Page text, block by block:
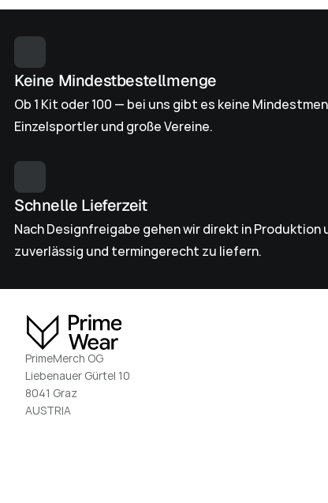
Keine Mindestbestellmenge
Ob 1 Kit oder 100 — bei uns gibt es keine
Einzelsportler und große Vereine.
Schnelle Lieferzeit
Nach Designfreigabe gehen wir direkt in Produktion
zuverlässig und termingerecht zu liefern.
PrimeMerch OG
Liebenauer Gürtel 10
8041 Graz
AUSTRIA